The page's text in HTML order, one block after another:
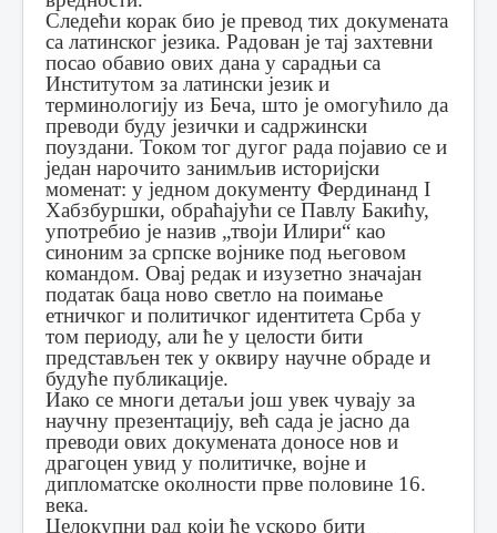
Следећи корак био је превод тих докумената
са латинског језика. Радован је тај захтевни
посао обавио ових дана у сарадњи са
Институтом за латински језик и
терминологију из Беча, што је омогућило да
преводи буду језички и садржински
поуздани. Током тог дугог рада појавио се и
један нарочито занимљив историјски
моменат: у једном документу Фердинанд I
Хабзбуршки, обраћајући се Павлу Бакићу,
употребио је назив „твоји Илири“ као
синоним за српске војнике под његовом
командом. Овај редак и изузетно значајан
податак баца ново светло на поимање
етничког и политичког идентитета Срба у
том периоду, али ће у целости бити
представљен тек у оквиру научне обраде и
будуће публикације.
Иако се многи детаљи још увек чувају за
научну презентацију, већ сада је јасно да
преводи ових докумената доносе нов и
драгоцен увид у политичке, војне и
дипломатске околности прве половине 16.
века.
Целокупни рад који ће ускоро бити